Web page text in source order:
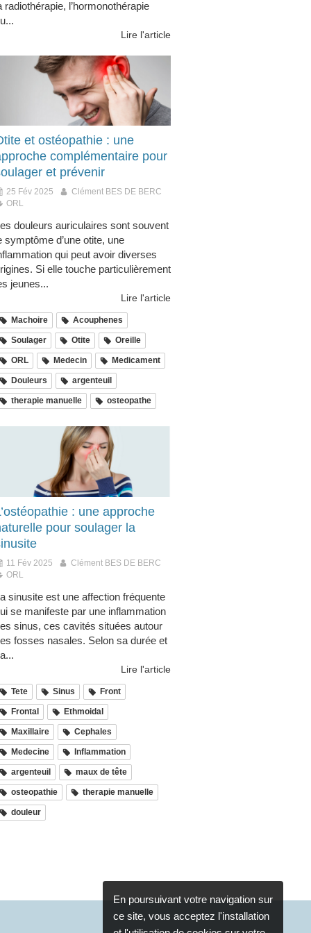
radiothérapie, l’hormonothérapie
Lire l'article
et ostéopathie : une
complémentaire pour
et prévenir
25 Fév 2025
Clément BES DE BERC
ORL
douleurs auriculaires sont souvent
symptôme d’une otite, une
qui peut avoir diverses
Si elle touche particulièrement
jeunes...
Lire l'article
Machoire Acouphenes
Soulager Otite Oreille
ORL Medecin Medicament
Douleurs argenteuil
therapie manuelle osteopathe
: une approche
pour soulager la
11 Fév 2025
Clément BES DE BERC
ORL
sinusite est une affection fréquente
se manifeste par une inflammation
sinus, ces cavités situées autour
fosses nasales. Selon sa durée et
Lire l'article
Tete Sinus Front
Frontal Ethmoidal
Maxillaire Cephales
Medecine Inflammation
argenteuil maux de tête
osteopathie therapie manuelle
douleur
En poursuivant votre navigation sur
ce site, vous acceptez l'installation